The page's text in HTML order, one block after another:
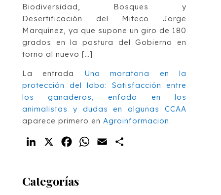
Biodiversidad, Bosques y
Desertificación del Miteco Jorge
Marquínez, ya que supone un giro de 180
grados en la postura del Gobierno en
torno al nuevo […]
La entrada Una moratoria en la
protección del lobo: Satisfacción entre
los ganaderos, enfado en los
animalistas y dudas en algunas CCAA
aparece primero en Agroinformacion.
LinkedIn FacebookWhatsApp
Email
Categorías